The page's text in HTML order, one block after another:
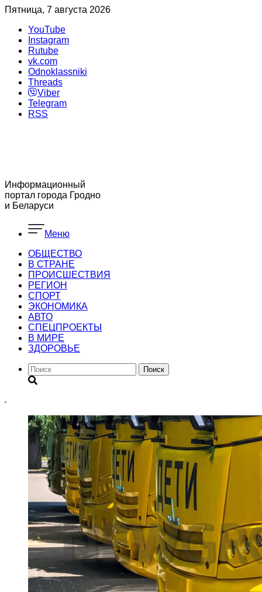
Пятница, 7 августа 2026
YouTube
Instagram
Rutube
vk.com
Odnoklassniki
Threads
Viber
Telegram
RSS
Информационный
портал города Гродно
и Беларуси
Меню
ОБЩЕСТВО
В СТРАНЕ
ПРОИСШЕСТВИЯ
РЕГИОН
CПОРТ
ЭКОНОМИКА
АВТО
СПЕЦПРОЕКТЫ
В МИРЕ
ЗДОРОВЬЕ
Поиск